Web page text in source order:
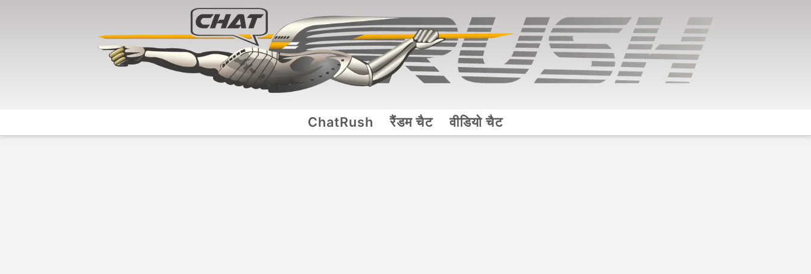
ChatRush रैंडम चैट वीडियो चैट